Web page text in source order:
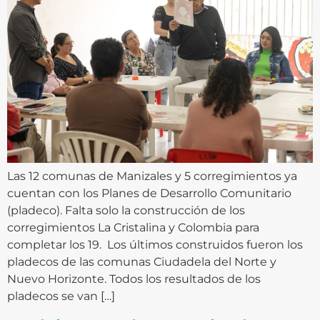
Las 12 comunas de Manizales y 5 corregimientos ya
cuentan con los Planes de Desarrollo Comunitario
(pladeco). Falta solo la construcción de los
corregimientos La Cristalina y Colombia para
completar los 19. Los últimos construidos fueron los
pladecos de las comunas Ciudadela del Norte y
Nuevo Horizonte. Todos los resultados de los
pladecos se van […]